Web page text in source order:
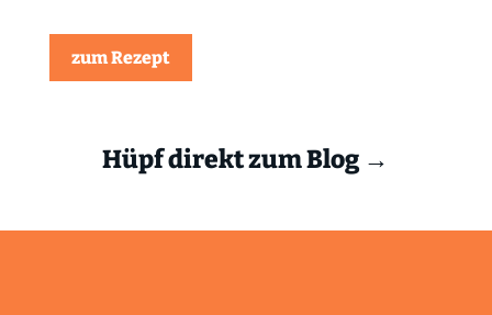
zum Rezept
Hüpf direkt zum Blog →